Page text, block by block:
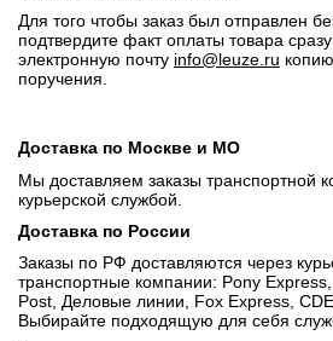
Для того чтобы заказ был отправлен
подтвердите факт оплаты товара
электронную почту info@leuze.ru
поручения.
Доставка по Москве и МО
Мы доставляем заказы транспортной
курьерской службой.
Доставка по России
Заказы по РФ доставляются через
транспортные компании: Pony
Post, Деловые линии, Fox Express,
Выбирайте подходящую для себя